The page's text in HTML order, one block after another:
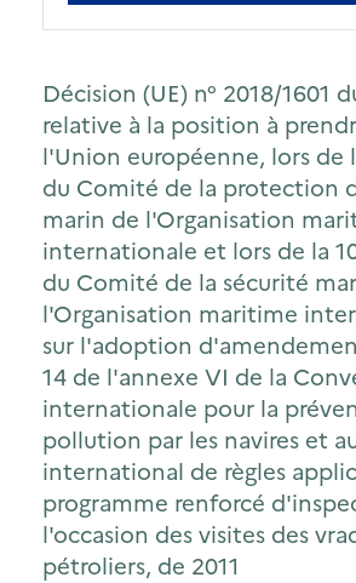
Décision (UE) n° 2018/1601
relative à la position à
l'Union européenne, lors de
du Comité de la protection
marin de l'Organisation
internationale et lors de la
du Comité de la sécurité
l'Organisation maritime
sur l'adoption
14 de l'annexe VI de la
internationale pour la
pollution par les navires et
international de règles
programme renforcé
l'occasion des visites des
pétroliers, de 2011